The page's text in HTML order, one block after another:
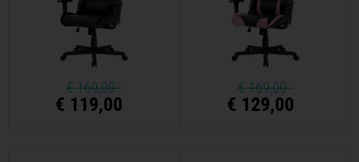
€169,00
€ 119,00
€169,00
€ 129,00